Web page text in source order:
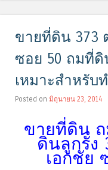
ขายที่ดิน 373
ซอย 50 ถมที่
เหมาะสำหรับ
Posted on มิถุนายน 23, 2014
ขายที่ดิน ถ
ดินลูกรัง
เอกชัย